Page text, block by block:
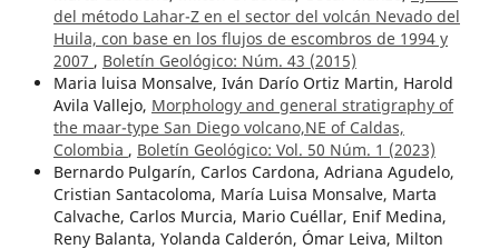
del método Lahar-Z en el sector del volcán Nevado del
Huila, con base en los flujos de escombros de 1994 y
2007 , Boletín Geológico: Núm. 43 (2015)
Maria luisa Monsalve, Iván Darío Ortiz Martin, Harold
Avila Vallejo, Morphology and general stratigraphy of
the maar-type San Diego volcano,NE of Caldas,
Colombia , Boletín Geológico: Vol. 50 Núm. 1 (2023)
Bernardo Pulgarín, Carlos Cardona, Adriana Agudelo,
Cristian Santacoloma, María Luisa Monsalve, Marta
Calvache, Carlos Murcia, Mario Cuéllar, Enif Medina,
Reny Balanta, Yolanda Calderón, Ómar Leiva, Milton